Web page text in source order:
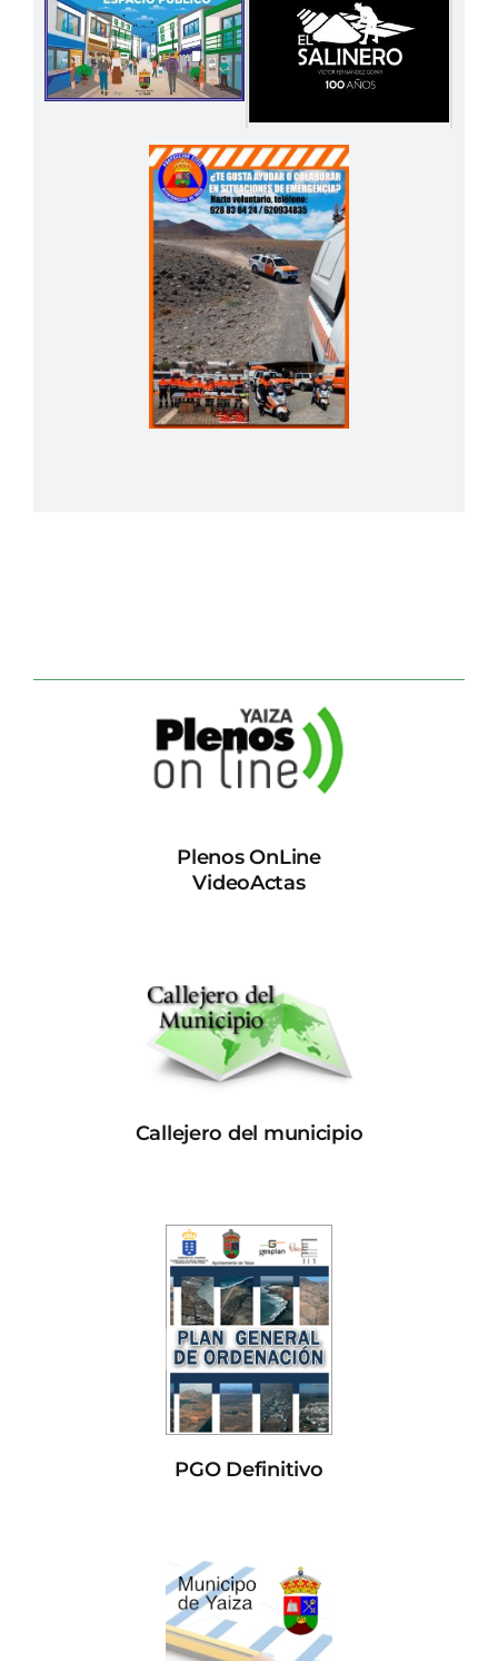
Plenos OnLine
VideoActas
Callejero del municipio
PGO Definitivo